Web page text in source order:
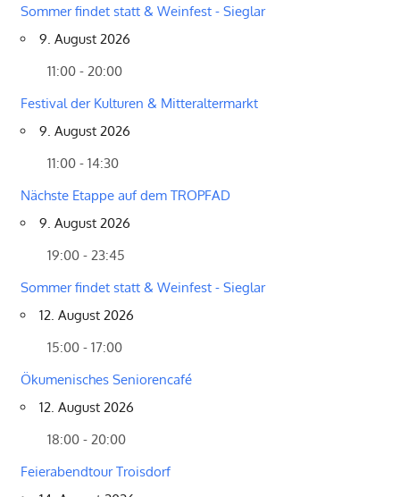
Sommer findet statt & Weinfest - Sieglar
9. August 2026
11:00 - 20:00
Festival der Kulturen & Mitteraltermarkt
9. August 2026
11:00 - 14:30
Nächste Etappe auf dem TROPFAD
9. August 2026
19:00 - 23:45
Sommer findet statt & Weinfest - Sieglar
12. August 2026
15:00 - 17:00
Ökumenisches Seniorencafé
12. August 2026
18:00 - 20:00
Feierabendtour Troisdorf